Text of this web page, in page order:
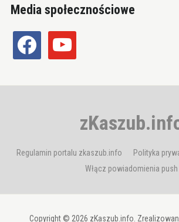
Media społecznościowe
facebook youtube
Regulamin portalu zkaszub.info Polityka
Włącz powiadomienia push
Copyright © 2026 zKaszub.info.